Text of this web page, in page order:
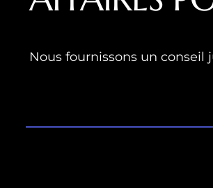
Nous fournissons un